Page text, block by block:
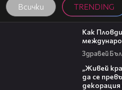
Всички TRENDING
03:09
Как
Здравей
„Живей
да се
декорация